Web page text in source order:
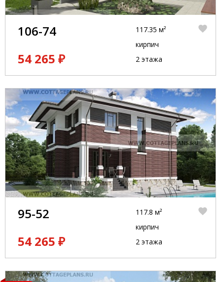
106-74
54 265 ₽
117.35 м²
кирпич
2 этажа
95-52
54 265 ₽
117.8 м²
кирпич
2 этажа